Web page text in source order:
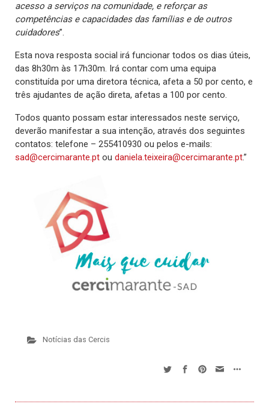
acesso a serviços na comunidade, e reforçar as
competências e capacidades das famílias e de outros
cuidadores”.
Esta nova resposta social irá funcionar todos os dias úteis,
das 8h30m às 17h30m. Irá contar com uma equipa
constituída por uma diretora técnica, afeta a 50 por cento, e
três ajudantes de ação direta, afetas a 100 por cento.
Todos quanto possam estar interessados neste serviço,
deverão manifestar a sua intenção, através dos seguintes
contatos: telefone – 255410930 ou pelos e-mails:
sad@cercimarante.pt ou daniela.teixeira@cercimarante.pt.”
Notícias das Cercis